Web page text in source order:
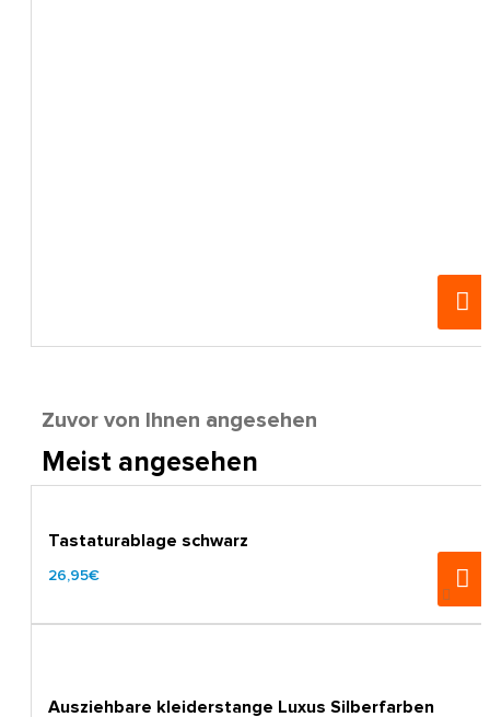
Zuvor von Ihnen angesehen
Meist angesehen
Tastaturablage schwarz
26,95€
Ausziehbare kleiderstange Luxus Silberfarben